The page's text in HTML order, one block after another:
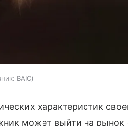
BAIC
характеристик
может выйти на рынок